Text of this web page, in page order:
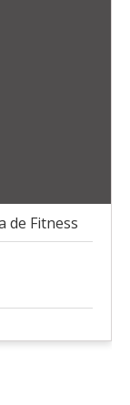
de Fitness